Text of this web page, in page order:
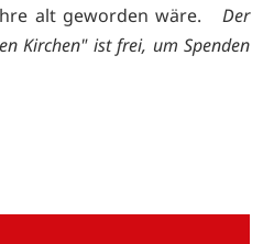
alt geworden wäre. Der
Kirchen" ist frei, um Spenden